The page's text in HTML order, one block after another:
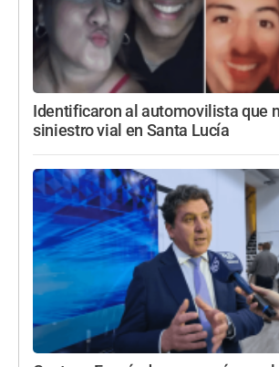
Identificaron al automovilista que
siniestro vial en Santa Lucía